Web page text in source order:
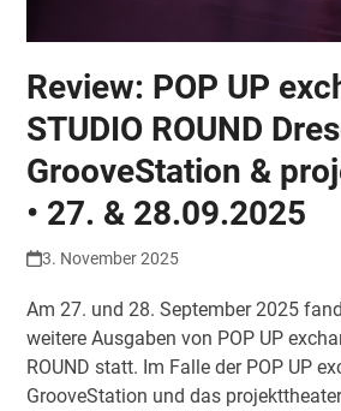
Review: POP UP
STUDIO ROUND
GrooveStation &
• 27. & 28.09.2025
3. November 2025
Am 27. und 28. September 2025
weitere Ausgaben von POP UP
ROUND statt. Im Falle der POP UP
GrooveStation und das